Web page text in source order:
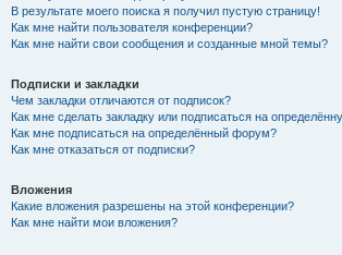
В результате моего поиска я получил пустую страницу!
Как мне найти пользователя конференции?
Как мне найти свои сообщения и созданные мной темы?
Подписки и закладки
Чем закладки отличаются от подписок?
Как мне сделать закладку или подписаться на
Как мне подписаться на определённый форум?
Как мне отказаться от подписки?
Вложения
Какие вложения разрешены на этой конференции?
Как мне найти мои вложения?